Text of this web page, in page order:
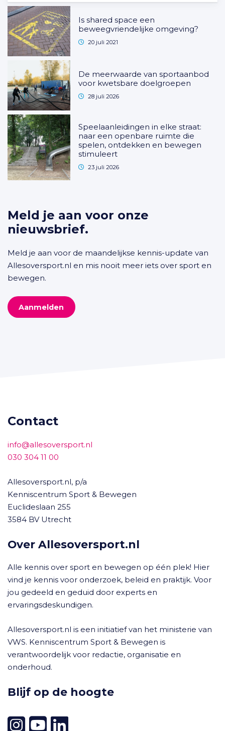
Is shared space een
beweegvriendelijke omgeving?
20 juli 2021
De meerwaarde van sportaanbod
voor kwetsbare doelgroepen
28 juli 2026
Speelaanleidingen in elke straat:
naar een openbare ruimte die
spelen, ontdekken en bewegen
stimuleert
23 juli 2026
Meld je aan voor onze
nieuwsbrief.
Meld je aan voor de maandelijkse kennis-update van
Allesoversport.nl en mis nooit meer iets over sport en
bewegen.
Aanmelden
Contact
info@allesoversport.nl
030 304 11 00
Allesoversport.nl, p/a
Kenniscentrum Sport & Bewegen
Euclideslaan 255
3584 BV Utrecht
Over Allesoversport.nl
Alle kennis over sport en bewegen op één plek! Hier
vind je kennis voor onderzoek, beleid en praktijk. Voor
jou gedeeld en geduid door experts en
ervaringsdeskundigen.
Allesoversport.nl is een initiatief van het ministerie van
VWS. Kenniscentrum Sport & Bewegen is
verantwoordelijk voor redactie, organisatie en
onderhoud.
Blijf op de hoogte